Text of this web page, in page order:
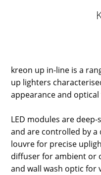
kreon up in-line is a
up lighters
appearance and
LED modules are
and are controlled by a
louvre for precise
diffuser for ambient or
and wall wash optic for